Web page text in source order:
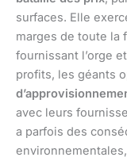
surfaces. Elle
marges de toute la
fournissant l’orge
profits, les géants
avec leurs
a parfois des